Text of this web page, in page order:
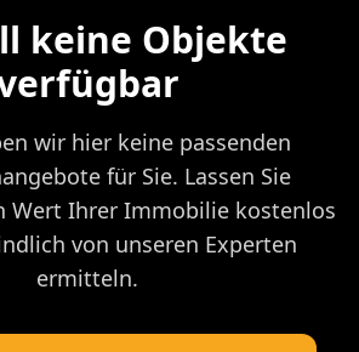
keine Objekte
wir hier keine passenden
für Sie. Lassen Sie
Wert Ihrer Immobilie kostenlos
von unseren Experten
ermitteln.